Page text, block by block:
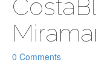
0 Comments